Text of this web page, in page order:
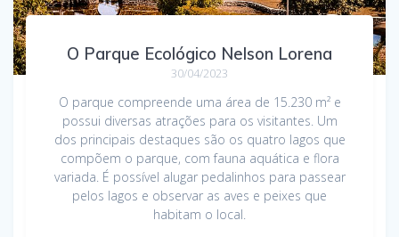
O Parque Ecológico Nelson Lorena
30/04/2023
O parque compreende uma área de 15.230 m² e
possui diversas atrações para os visitantes. Um
dos principais destaques são os quatro lagos que
compõem o parque, com fauna aquática e flora
variada. É possível alugar pedalinhos para passear
pelos lagos e observar as aves e peixes que
habitam o local.